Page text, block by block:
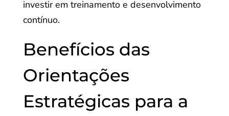
investir em treinamento e desenvolvimento
contínuo.
Benefícios das
Orientações
Estratégicas para a